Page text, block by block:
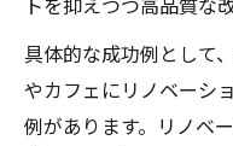
具体的な成功例として
やカフェにリノベーシ
例があります。リノベ